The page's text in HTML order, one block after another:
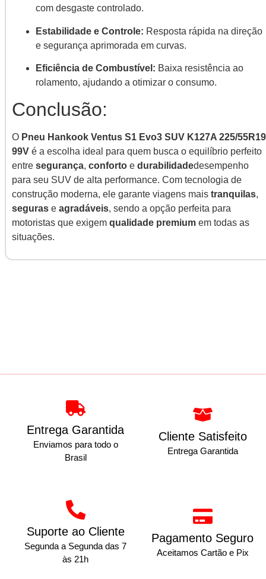
com desgaste controlado.
Estabilidade e Controle: Resposta rápida na direção
e segurança aprimorada em curvas.
Eficiência de Combustível: Baixa resistência ao
rolamento, ajudando a otimizar o consumo.
Conclusão:
O Pneu Hankook Ventus S1 Evo3 SUV K127A 225/55R19
99V é a escolha ideal para quem busca o equilíbrio perfeito
entre segurança, conforto e durabilidadedesempenho
para seu SUV de alta performance. Com tecnologia de
construção moderna, ele garante viagens mais tranquilas,
seguras e agradáveis, sendo a opção perfeita para
motoristas que exigem qualidade premium em todas as
situações.
Entrega Garantida
Enviamos para todo o
Brasil
Cliente Satisfeito
Entrega Garantida
Suporte ao Cliente
Segunda a Segunda das 7
às 21h
Pagamento Seguro
Aceitamos Cartão e Pix